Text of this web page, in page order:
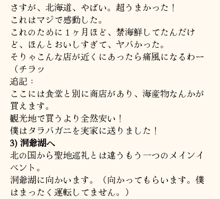
さすが、北海道、やばい。超うまかった！
これはマジで感動した。
これのために１ヶ月ほど、禁海鮮してたんだけ
ど、ほんとおいしすぎて、ヤバかった。
そりゃこんな店が近くにあったら痛風になるわー
（チラッ
追記：
ここには食堂と別に商店があり、海産物なんかが
買えます。
観光地で買うより全然安い！
僕はタラバガニを実家に送りました！
3) 洞爺湖へ
北の国から聖地巡礼とは違うもう一つのメインイ
ベント。
洞爺湖に向かいます。（向かってもらいます。僕
はまったく運転してません。）